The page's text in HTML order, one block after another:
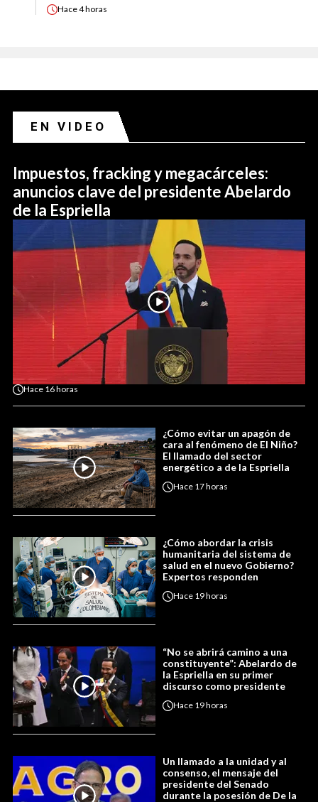
Hace4 horas
EN VIDEO
Impuestos, fracking y megacárceles:
anuncios clave del presidente Abelardo
de la Espriella
Hace 16 horas
¿Cómo evitar un apagón de
cara al fenómeno de El Niño?
El llamado del sector
energético a de la Espriella
Hace 17 horas
¿Cómo abordar la crisis
humanitaria del sistema de
salud en el nuevo Gobierno?
Expertos responden
Hace 19 horas
“No se abrirá camino a una
constituyente”: Abelardo de
la Espriella en su primer
discurso como presidente
Hace 19 horas
Un llamado a la unidad y al
consenso, el mensaje del
presidente del Senado
durante la posesión de De la